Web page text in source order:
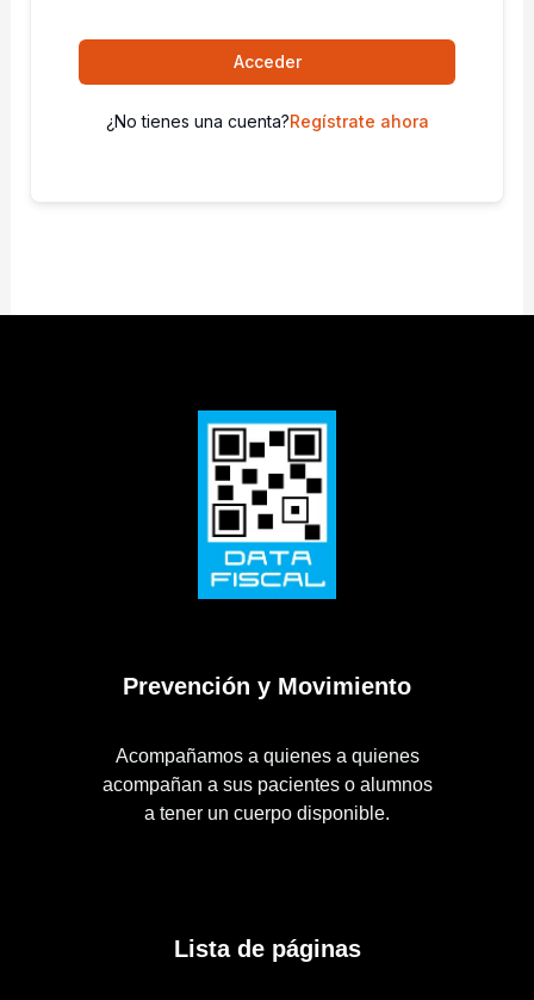
Acceder
¿No tienes una cuenta?Regístrate ahora
Prevención y Movimiento
Acompañamos a quienes a quienes
acompañan a sus pacientes o alumnos
a tener un cuerpo disponible.
Lista de páginas